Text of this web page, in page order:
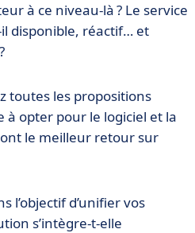
à ce niveau-là ? Le service
disponible, réactif… et
toutes les propositions
opter pour le logiciel et la
le meilleur retour sur
l’objectif d’unifier vos
s’intègre-t-elle